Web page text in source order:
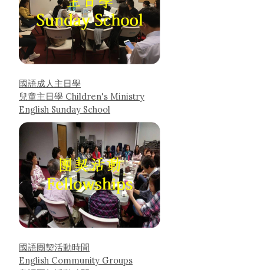
國語成人主日學
兒童主日學 Children's Ministry
English Sunday School
國語團契活動時間
English Community Groups